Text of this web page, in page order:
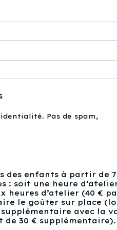
Pas de spam,
des enfants à partir de
: soit une heure
heures d’atelier (40 €
le goûter sur place
avec la
30 € supplémentaire).